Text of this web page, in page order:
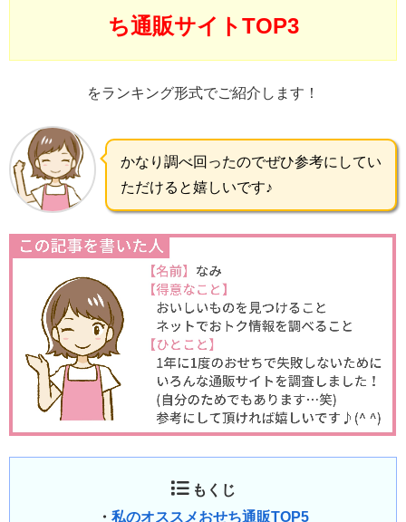
ち通販サイトTOP3
をランキング形式でご紹介します！
かなり調べ回ったのでぜひ参考にしてい
ただけると嬉しいです♪
もくじ
・ 私のオススメおせち通販TOP5